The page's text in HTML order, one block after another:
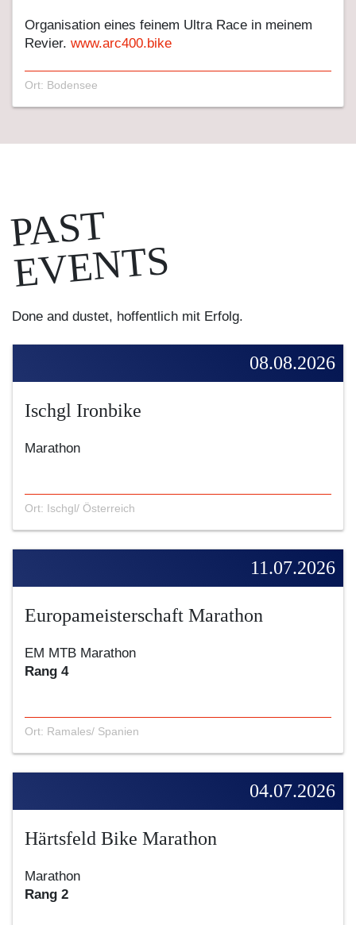
Organisation eines feinem Ultra Race in meinem
Revier. www.arc400.bike
Ort: Bodensee
PAST
EVENTS
Done and dustet, hoffentlich mit Erfolg.
08.08.2026
Ischgl Ironbike
Marathon
Ort: Ischgl/ Österreich
11.07.2026
Europameisterschaft Marathon
EM MTB Marathon
Rang 4
Ort: Ramales/ Spanien
04.07.2026
Härtsfeld Bike Marathon
Marathon
Rang 2